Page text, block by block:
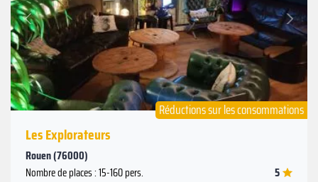
Précédent
Suivant
Réductions sur les consommations
Les Explorateurs
Rouen (76000)
Nombre de places : 15-160 pers. 5